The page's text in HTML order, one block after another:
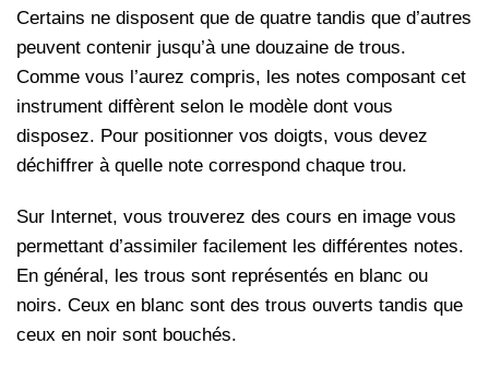
Certains ne disposent que de quatre tandis que d’autres
peuvent contenir jusqu’à une douzaine de trous.
Comme vous l’aurez compris, les notes composant cet
instrument diffèrent selon le modèle dont vous
disposez. Pour positionner vos doigts, vous devez
déchiffrer à quelle note correspond chaque trou.
Sur Internet, vous trouverez des cours en image vous
permettant d’assimiler facilement les différentes notes.
En général, les trous sont représentés en blanc ou
noirs. Ceux en blanc sont des trous ouverts tandis que
ceux en noir sont bouchés.